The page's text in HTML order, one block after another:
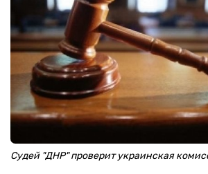
Судей "ДНР" проверит украинская